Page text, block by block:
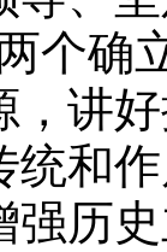
个确
，讲
统和
强历